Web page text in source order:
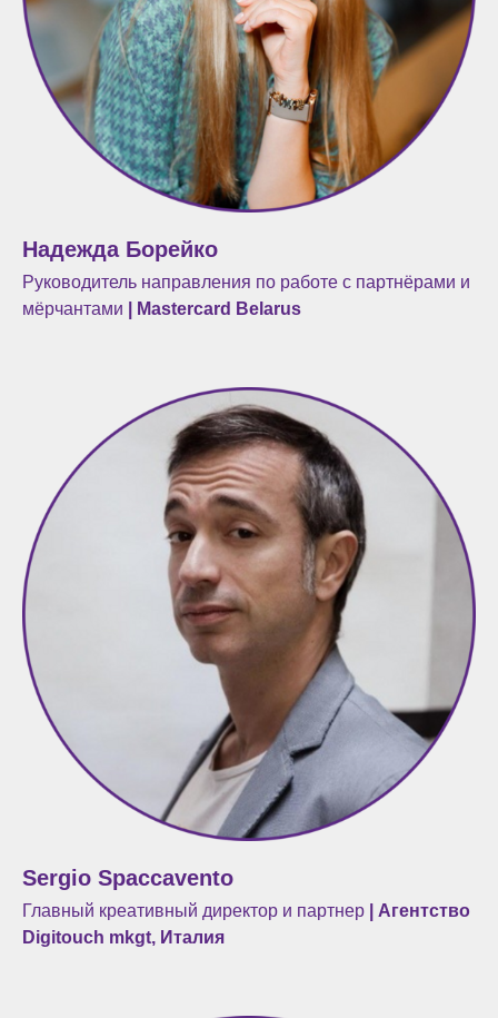
Надежда Борейко
Руководитель направления по работе с партнёрами и
мёрчантами | Mastercard Belarus
Sergio Spaccavento
Главный креативный директор и партнер
| Агентство
Digitouch mkgt, Италия